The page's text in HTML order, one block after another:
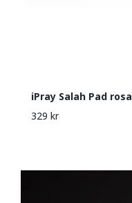
iPray Salah Pad rosa
329 kr